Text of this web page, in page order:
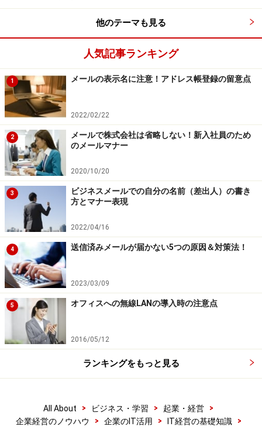
他のテーマも見る
人気記事ランキング
1 メールの表示名に注意！アドレス帳登録の留意点
2022/02/22
2
メールで株式会社は省略しない！新入社員のため
のメールマナー
2020/10/20
3
ビジネスメールでの自分の名前（差出人）の書き
方とマナー表現
2022/04/16
4 送信済みメールが届かない5つの原因＆対策法！
2023/03/09
5 オフィスへの無線LANの導入時の注意点
2016/05/12
ランキングをもっと見る
All About > ビジネス・学習 > 起業・経営
>
企業経営のノウハウ
> 企業のIT活用 > IT経営の基礎知識
>